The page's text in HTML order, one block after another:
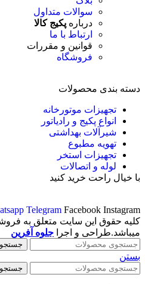
سوالات متداول
درباره پکیج کالا
ارتباط با ما
قوانین و مقررات
فروشگاه
دسته بندی محصولات
تجهیزات موتورخانه
انواع پکیج و رادیاتور
شیرآلات بهداشتی
تهویه مطبوع
تجهیزات استخر
لوله و اتصالات
با خیال راحت خرید کنید
Telegram Facebook Instagram
کلیه حقوق این سایت متعلق به
میباشد.طراحی و اجرا جلوه آفرین
جستجو
بستن
جستجو